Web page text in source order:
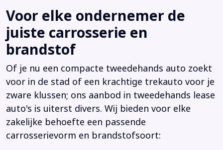
Voor elke ondernemer de
juiste carrosserie en
brandstof
Of je nu een compacte tweedehands auto zoekt
voor in de stad of een krachtige trekauto voor je
zware klussen; ons aanbod in tweedehands lease
auto's is uiterst divers. Wij bieden voor elke
zakelijke behoefte een passende
carrosserievorm en brandstofsoort: